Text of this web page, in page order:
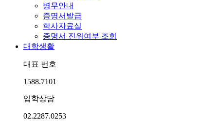
병무안내
증명서발급
학사자료실
증명서 진위여부 조회
대학생활
대표 번호
1588.7101
입학상담
02.2287.0253